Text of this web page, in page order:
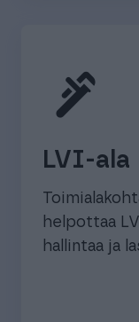
plumbing
LVI-ala
helpottaa
hallintaa ja